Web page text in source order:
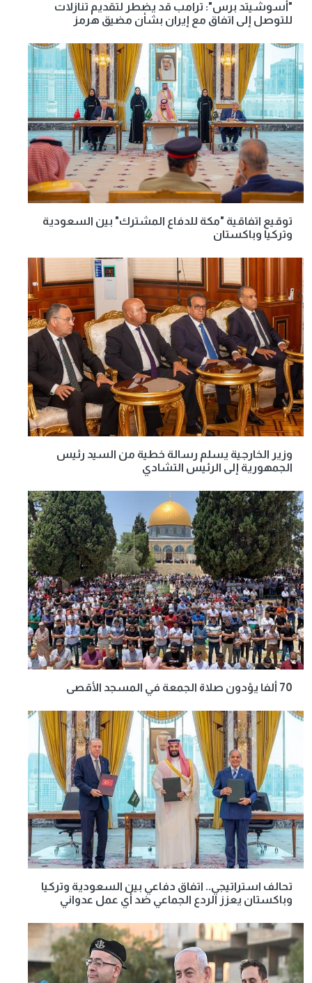
"أسوشيتد برس": ترامب قد يضطر لتقديم تنازلات
للتوصل إلى اتفاق مع إيران بشأن مضيق هرمز
توقيع اتفاقية "مكة للدفاع المشترك" بين السعودية
وتركيا وباكستان
وزير الخارجية يسلم رسالة خطية من السيد رئيس
الجمهورية إلى الرئيس التشادي
70 ألفا يؤدون صلاة الجمعة في المسجد الأقصى
تحالف استراتيجي.. اتفاق دفاعي بين السعودية وتركيا
وباكستان يعزز الردع الجماعي ضد أي عمل عدواني